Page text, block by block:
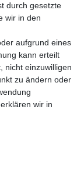
durch gesetzte
wir in den
aufgrund eines
kann erteilt
nicht einzuwilligen
zu ändern oder
wir in